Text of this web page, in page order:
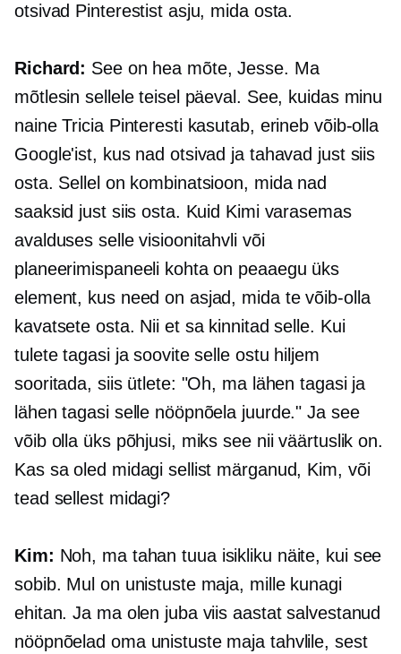
otsivad Pinterestist asju, mida osta.
Richard: See on hea mõte, Jesse. Ma
mõtlesin sellele teisel päeval. See, kuidas minu
naine Tricia Pinteresti kasutab, erineb võib-olla
Google'ist, kus nad otsivad ja tahavad just siis
osta. Sellel on kombinatsioon, mida nad
saaksid just siis osta. Kuid Kimi varasemas
avalduses selle visioonitahvli või
planeerimispaneeli kohta on peaaegu üks
element, kus need on asjad, mida te võib-olla
kavatsete osta. Nii et sa kinnitad selle. Kui
tulete tagasi ja soovite selle ostu hiljem
sooritada, siis ütlete: "Oh, ma lähen tagasi ja
lähen tagasi selle nööpnõela juurde." Ja see
võib olla üks põhjusi, miks see nii väärtuslik on.
Kas sa oled midagi sellist märganud, Kim, või
tead sellest midagi?
Kim: Noh, ma tahan tuua isikliku näite, kui see
sobib. Mul on unistuste maja, mille kunagi
ehitan. Ja ma olen juba viis aastat salvestanud
nööpnõelad oma unistuste maja tahvlile, sest